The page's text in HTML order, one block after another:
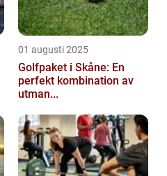
01 augusti 2025
Golfpaket i Skåne: En
perfekt kombination av
utman...